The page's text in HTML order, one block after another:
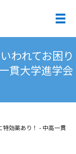
メ
われてお困り
貫大学進学会
特効薬あり！ - 中高一貫